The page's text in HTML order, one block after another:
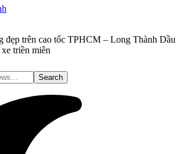
đẹp trên cao tốc TPHCM – Long Thành Dầu
triền miên